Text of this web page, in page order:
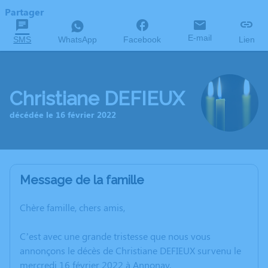
Partager
SMS WhatsApp Facebook E-mail Lien
Christiane DEFIEUX
décédée le 16 février 2022
Message de la famille
Chère famille, chers amis,
C’est avec une grande tristesse que nous vous
annonçons le décès de Christiane DEFIEUX survenu le
mercredi 16 février 2022 à Annonay.